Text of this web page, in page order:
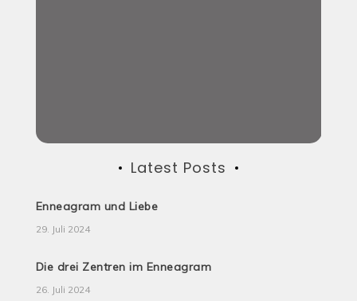
Latest Posts
Enneagram und Liebe
29. Juli 2024
Die drei Zentren im Enneagram
26. Juli 2024